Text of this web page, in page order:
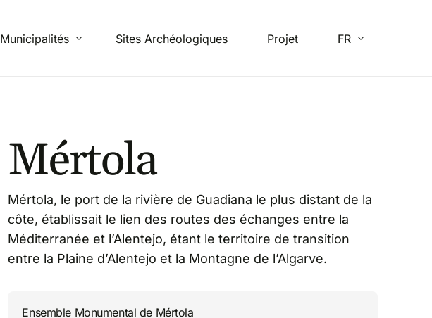
Municipalités
Campo Maior
Mértola
Montemor-o-Novo
Monforte
Sites Archéologiques Projet FR
Mértola
Mértola, le port de la rivière de Guadiana le plus distant de la
côte, établissait le lien des routes des échanges entre la
Méditerranée et l’Alentejo, étant le territoire de transition
entre la Plaine d’Alentejo et la Montagne de l’Algarve.
Ensemble Monumental de Mértola